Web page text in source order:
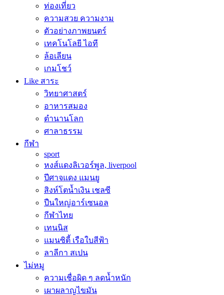
ท่องเที่ยว
ความสวย ความงาม
ตัวอย่างภาพยนตร์
เทคโนโลยี ไอที
ล้อเลียน
เกมโชว์
Like สาระ
วิทยาศาสตร์
อาหารสมอง
ตำนานโลก
ศาลาธรรม
กีฬา
sport
หงส์แดงลิเวอร์พูล, liverpool
ปีศาจแดง แมนยู
สิงห์โตน้ำเงิน เชลซี
ปืนใหญ่อาร์เซนอล
กีฬาไทย
เทนนิส
แมนซิตี้ เรือใบสีฟ้า
ลาลีกา สเปน
ไม่หมู
ความเชื่อผิด ๆ ลดน้ำหนัก
เผาผลาญไขมัน